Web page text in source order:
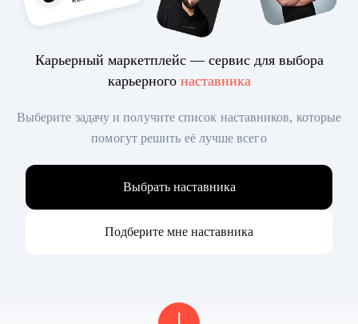
Карьерный маркетплейс — сервис для выбора
карьерного наставника
Выберите задачу и получите список наставников, которые
помогут решить её лучше всего
Выбрать наставника
Подберите мне наставника